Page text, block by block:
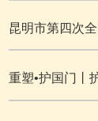
昆明市第四次
重塑•护国门丨